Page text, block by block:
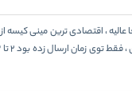
، اقتصادی ترین مینی کیسه